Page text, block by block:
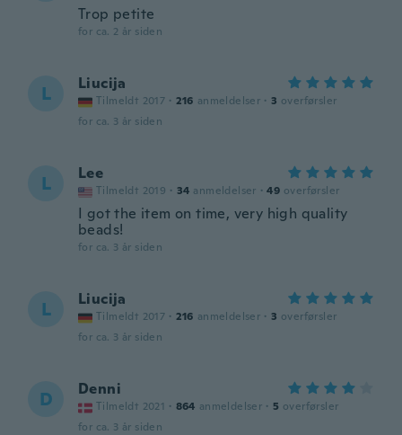
Trop petite
for ca. 2 år siden
L Liucija
Tilmeldt 2017 · 216 anmeldelser · 3 overførsler
for ca. 3 år siden
L Lee
Tilmeldt 2019 · 34 anmeldelser · 49 overførsler
I got the item on time, very high quality
beads!
for ca. 3 år siden
L Liucija
Tilmeldt 2017 · 216 anmeldelser · 3 overførsler
for ca. 3 år siden
D Denni
Tilmeldt 2021 · 864 anmeldelser · 5 overførsler
for ca. 3 år siden